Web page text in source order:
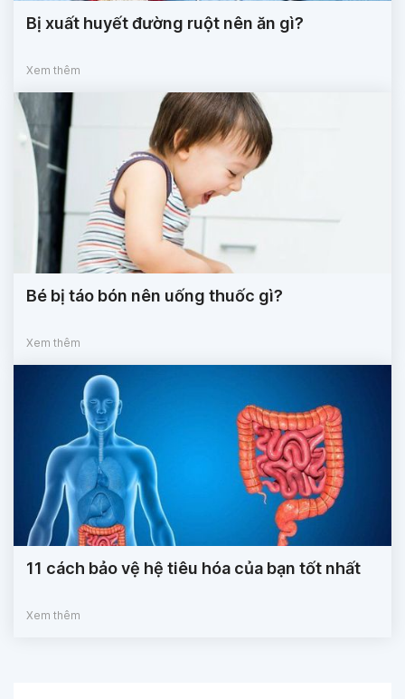
Bị xuất huyết đường ruột nên ăn gì?
Xem thêm
Bé bị táo bón nên uống thuốc gì?
Xem thêm
11 cách bảo vệ hệ tiêu hóa của bạn tốt nhất
Xem thêm